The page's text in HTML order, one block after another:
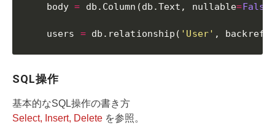
    body
= db . Column (db .Text , nullable= False
    users
= db . relationship ( 'User' , backref
SQL操作
基本的なSQL操作の書き方
Select, Insert, Delete を参照。